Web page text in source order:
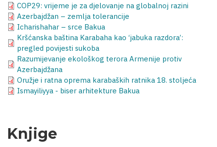
COP29: vrijeme je za djelovanje na globalnoj razini
Azerbajdžan – zemlja tolerancije
Icharishahar – srce Bakua
Kršćanska baština Karabaha kao ‘jabuka razdora’:
pregled povijesti sukoba
Razumijevanje ekološkog terora Armenije protiv
Azerbajdžana
Oružje i ratna oprema karabaških ratnika 18. stoljeća
Ismayiliyya - biser arhitekture Bakua
Knjige